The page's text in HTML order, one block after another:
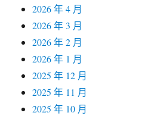
2026 年 4 月
2026 年 3 月
2026 年 2 月
2026 年 1 月
2025 年 12 月
2025 年 11 月
2025 年 10 月